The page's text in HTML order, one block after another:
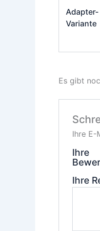
Adapter-
Variante
Es gibt
Ihre
Ihre
Ihre